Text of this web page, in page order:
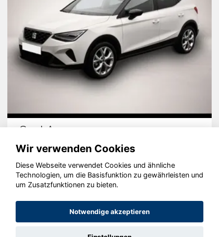
Seat Arona
© konjunkturmotor.de GmbH 2020 - 2026
Wir verwenden Cookies
Diese Webseite verwendet Cookies und ähnliche
Technologien, um die Basisfunktion zu gewährleisten und
um Zusatzfunktionen zu bieten.
Notwendige akzeptieren